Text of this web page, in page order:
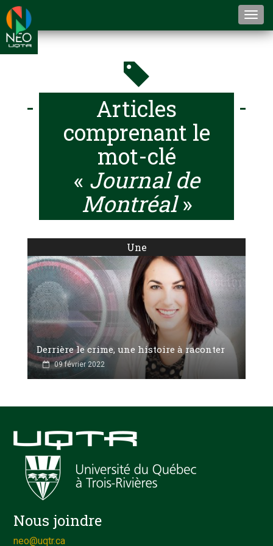
Articles
comprenant le
mot-clé
« Journal de
Montréal»
Une
Derrière le crime, une histoire à raconter
09 février 2022
Nous joindre
neo@uqtr.ca